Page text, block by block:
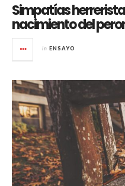
Simpatías
nacimiento del
in ENSAYO